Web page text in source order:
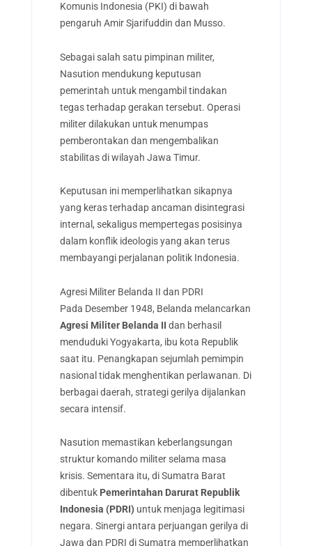
Komunis Indonesia (PKI) di bawah
pengaruh Amir Sjarifuddin dan Musso.
Sebagai salah satu pimpinan militer,
Nasution mendukung keputusan
pemerintah untuk mengambil tindakan
tegas terhadap gerakan tersebut. Operasi
militer dilakukan untuk menumpas
pemberontakan dan mengembalikan
stabilitas di wilayah Jawa Timur.
Keputusan ini memperlihatkan sikapnya
yang keras terhadap ancaman disintegrasi
internal, sekaligus mempertegas posisinya
dalam konflik ideologis yang akan terus
membayangi perjalanan politik Indonesia.
Agresi Militer Belanda II dan PDRI
Pada Desember 1948, Belanda melancarkan
Agresi Militer Belanda II dan berhasil
menduduki Yogyakarta, ibu kota Republik
saat itu. Penangkapan sejumlah pemimpin
nasional tidak menghentikan perlawanan. Di
berbagai daerah, strategi gerilya dijalankan
secara intensif.
Nasution memastikan keberlangsungan
struktur komando militer selama masa
krisis. Sementara itu, di Sumatra Barat
dibentukPemerintahan Darurat Republik
Indonesia (PDRI) untuk menjaga legitimasi
negara. Sinergi antara perjuangan gerilya di
Jawa dan PDRI di Sumatra memperlihatkan